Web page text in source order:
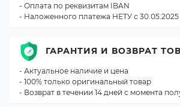
- Оплата по реквизитам IBAN
- Наложенного платежа НЕТУ с 30.05.2025
ГАРАНТИЯ И ВОЗВРАТ
- Актуальное наличие и цена
- 100% только оригинальный товар
- Возврат в течении 14 дней с момента